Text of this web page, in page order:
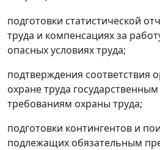
подготовки статистической
труда и компенсациях за
опасных условиях труда;
подтверждения соответствия
охране труда
требованиям охраны труда;
подготовки контингентов и
подлежащих обязательным